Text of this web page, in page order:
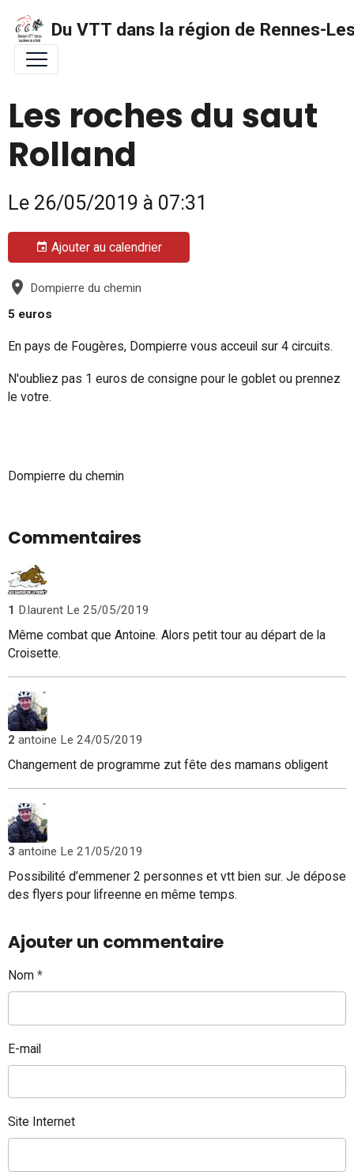
Du VTT dans la région de Rennes-
Les roches du saut
Rolland
Le 26/05/2019 à 07:31
Ajouter au calendrier
Dompierre du chemin
5 euros
En pays de Fougères, Dompierre vous acceuil sur 4 circuits.
N'oubliez pas 1 euros de consigne pour le goblet ou prennez
le votre.
Dompierre du chemin
Commentaires
1 D.laurent Le 25/05/2019
Même combat que Antoine. Alors petit tour au départ de la
Croisette.
2 antoine Le 24/05/2019
Changement de programme zut fête des mamans obligent
3 antoine Le 21/05/2019
Possibilité d’emmener 2 personnes et vtt bien sur. Je dépose
des flyers pour lifreenne en même temps.
Ajouter un commentaire
Nom
E-mail
Site Internet